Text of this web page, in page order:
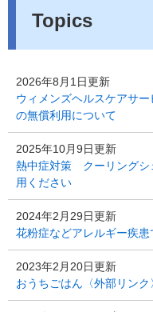
Topics
2026年8月1日更新
ウィメンズヘルスケアサ
の無償利用について
2025年10月9日更新
熱中症対策 クーリングシ
用ください
2024年2月29日更新
花粉症などアレルギー疾
2023年2月20日更新
おうちごはん〈外部リンク